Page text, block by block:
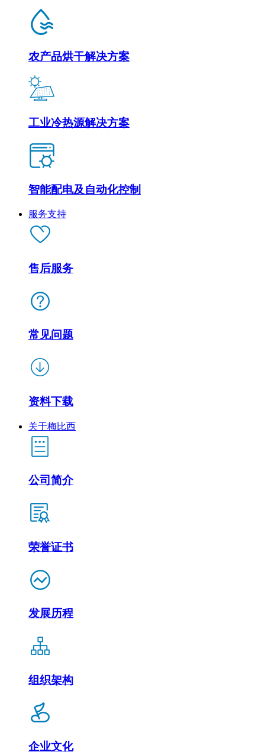
农产品烘干解决方案
工业冷热源解决方案
智能配电及自动化控制
服务支持
售后服务
常见问题
资料下载
关于梅比西
公司简介
荣誉证书
发展历程
组织架构
企业文化